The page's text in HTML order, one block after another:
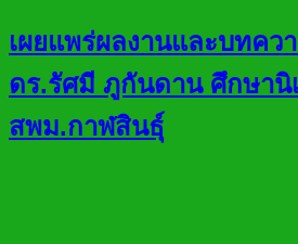
เผยแพร่ผลงานและบทคว
ดร.รัศมี ภูกันดาน ศึกษานิ
สพม.กาฬสินธุ์